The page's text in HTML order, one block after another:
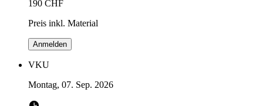
190 CHF
Preis inkl. Material
Anmelden
VKU
Montag, 07. Sep. 2026